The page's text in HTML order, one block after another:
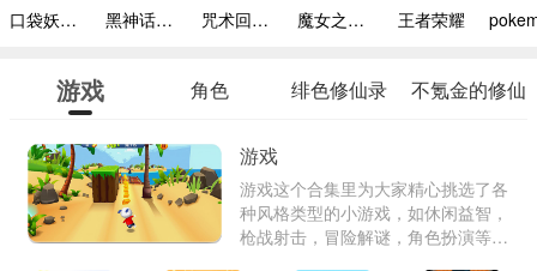
口袋妖怪模拟器手机版 黑神话悟空像素版内置菜单 咒术回战幻影巡游台服 魔女之家手机版 王者荣耀
游戏 角色 绯色修仙录
不氪金的修仙
游戏
游戏这个合集里为大家精心挑选了各
种风格类型的小游戏，如休闲益智，
枪战射击，冒险解谜，角色扮演等